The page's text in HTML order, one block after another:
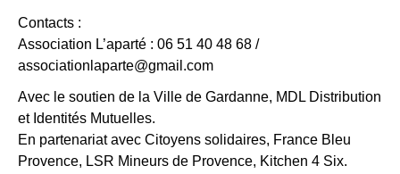
Contacts :
Association L’aparté : 06 51 40 48 68 /
associationlaparte@gmail.com
Avec le soutien de la Ville de Gardanne, MDL Distribution
et Identités Mutuelles.
En partenariat avec Citoyens solidaires, France Bleu
Provence, LSR Mineurs de Provence, Kitchen 4 Six.